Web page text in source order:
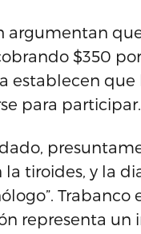
argumentan
$350
establecen
para participar.
tiroides, y la
representa un